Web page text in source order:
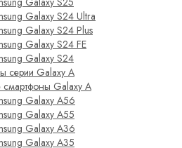
Galaxy S24 Ultra
Galaxy S24 Plus
Galaxy S24 FE
Galaxy S24
серии Galaxy A
смартфоны Galaxy A
Galaxy A56
Galaxy A55
Galaxy A36
Galaxy A35